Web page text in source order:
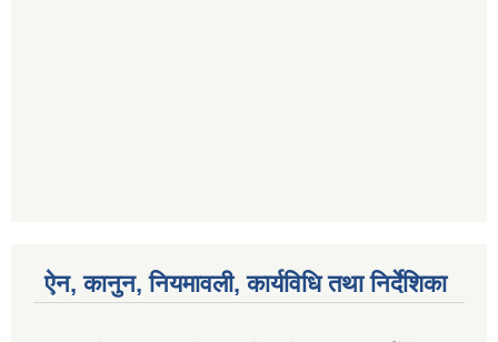
ऐन, कानुन, नियमावली, कार्यविधि तथा निर्देशिका